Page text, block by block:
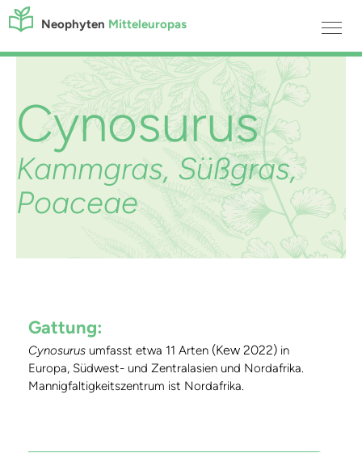
Neophyten Mitteleuropas
Cynosurus
Kammgras, Süßgras,
Poaceae
Gattung:
Cynosurus umfasst etwa 11 Arten (Kew 2022) in
Europa, Südwest- und Zentralasien und Nordafrika.
Mannigfaltigkeitszentrum ist Nordafrika.